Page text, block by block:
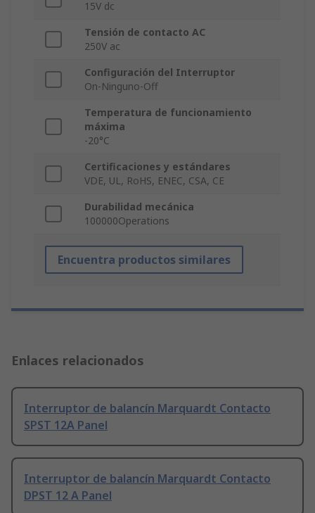
15V dc
Tensión de contacto AC
250V ac
Configuración del Interruptor
On-Ninguno-Off
Temperatura de funcionamiento
máxima
-20°C
Certificaciones y estándares
VDE, UL, RoHS, ENEC, CSA, CE
Durabilidad mecánica
100000Operations
Encuentra productos similares
Enlaces relacionados
Interruptor de balancín Marquardt Contacto
SPST 12A Panel
Interruptor de balancín Marquardt Contacto
DPST 12 A Panel